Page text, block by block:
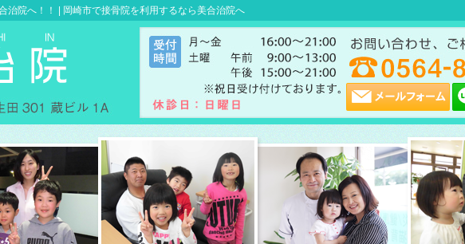
治院へ！！ | 岡崎市で接骨院を利用するなら美合治院へ